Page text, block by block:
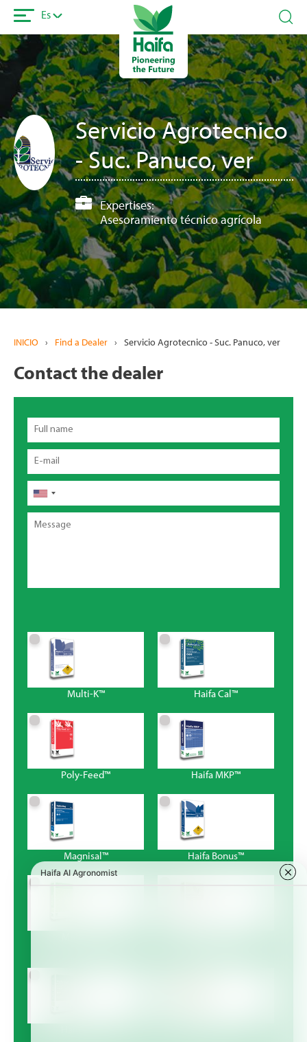
Pasar
contenido
principal
Es
Servicio Agrotecnico
- Suc. Panuco, ver
Expertises:
Asesoramiento técnico agrícola
INICIO › Find a Dealer › Servicio Agrotecnico - Suc. Panuco, ver
Contact the dealer
Full
name
Email
Teléfono
Message
Multi-K™ Haifa Cal™
Poly-Feed™ Haifa MKP™
Magnisal™ Haifa Bonus™